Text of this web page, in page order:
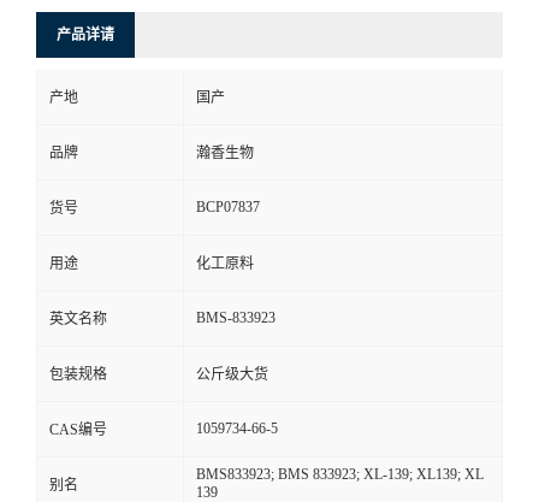
产品详请
产地 国产
品牌 瀚香生物
货号 BCP07837
用途 化工原料
英文名称 BMS-833923
包装规格 公斤级大货
CAS编号 1059734-66-5
别名
BMS833923; BMS 833923; XL-139; XL139; XL
139